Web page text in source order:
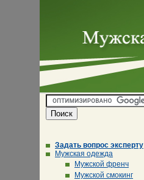
Задать вопрос эксперту
Мужская одежда
Мужской френч
Мужской смокинг